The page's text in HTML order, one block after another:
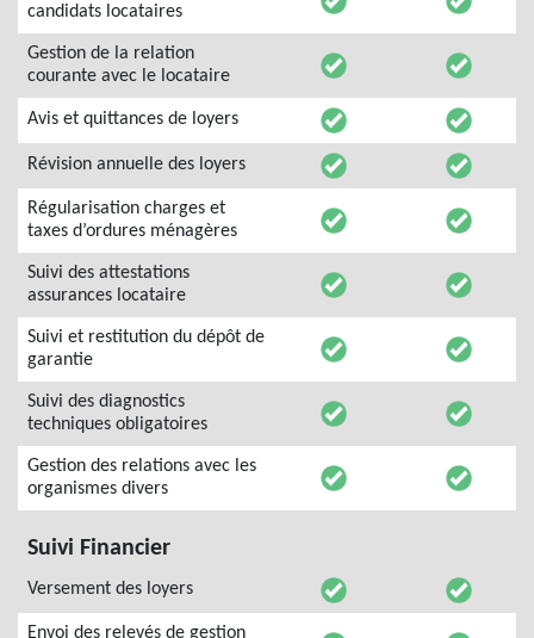
candidats locataires
Gestion de la relation
courante avec le locataire
Avis et quittances de loyers
Révision annuelle des loyers
Régularisation charges et
taxes d’ordures ménagères
Suivi des attestations
assurances locataire
Suivi et restitution du dépôt de
garantie
Suivi des diagnostics
techniques obligatoires
Gestion des relations avec les
organismes divers
Suivi Financier
Versement des loyers
Envoi des relevés de gestion